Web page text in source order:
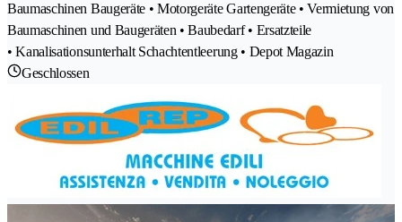
Baumaschinen Baugeräte • Motorgeräte Gartengeräte • Vermietung von
Baumaschinen und Baugeräten • Baubedarf • Ersatzteile
• Kanalisationsunterhalt Schachtentleerung • Depot Magazin
Geschlossen